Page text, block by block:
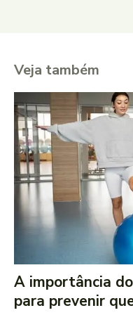
Veja também
A importância
para prevenir